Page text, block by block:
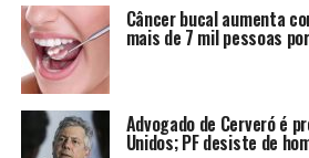
Câncer bucal aumenta
mais de 7 mil pessoas
Advogado de Cerveró é
Unidos; PF desiste de